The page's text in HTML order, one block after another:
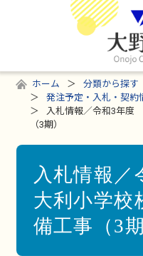
ホーム 分類から探す
発注予定・入札・契約
入札情報／令和3年度
（3期）
入札情報
大利小学校
備工事（3期